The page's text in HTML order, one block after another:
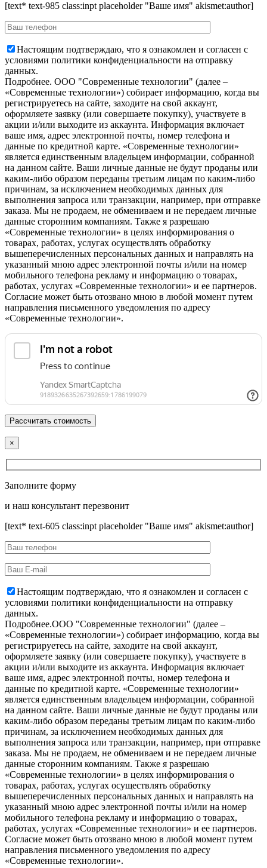
[text* text-985 class:inpt placeholder "Ваше имя" akismet:author]
Настоящим подтверждаю, что я ознакомлен и согласен с
условиями политики конфиденциальности на отправку
данных.
Подробнее. OOO "Современные технологии" (далее –
«Современные технологии») собирает информацию, когда вы
регистрируетесь на сайте, заходите на свой аккаунт,
оформляете заявку (или совершаете покупку), участвуете в
акции и/или выходите из аккаунта. Информация включает
ваше имя, адрес электронной почты, номер телефона и
данные по кредитной карте. «Современные технологии»
является единственным владельцем информации, собранной
на данном сайте. Ваши личные данные не будут проданы или
каким-либо образом переданы третьим лицам по каким-либо
причинам, за исключением необходимых данных для
выполнения запроса или транзакции, например, при отправке
заказа. Мы не продаем, не обмениваем и не передаем личные
данные сторонним компаниям. Также я разрешаю
«Современные технологии» в целях информирования о
товарах, работах, услугах осуществлять обработку
вышеперечисленных персональных данных и направлять на
указанный мною адрес электронной почты и/или на номер
мобильного телефона рекламу и информацию о товарах,
работах, услугах «Современные технологии» и ее партнеров.
Согласие может быть отозвано мною в любой момент путем
направления письменного уведомления по адресу
«Современные технологии».
×
Заполните форму
и наш консультант перезвонит
[text* text-605 class:inpt placeholder "Ваше имя" akismet:author]
Настоящим подтверждаю, что я ознакомлен и согласен с
условиями политики конфиденциальности на отправку
данных.
Подробнее.OOO "Современные технологии" (далее –
«Современные технологии») собирает информацию, когда вы
регистрируетесь на сайте, заходите на свой аккаунт,
оформляете заявку (или совершаете покупку), участвуете в
акции и/или выходите из аккаунта. Информация включает
ваше имя, адрес электронной почты, номер телефона и
данные по кредитной карте. «Современные технологии»
является единственным владельцем информации, собранной
на данном сайте. Ваши личные данные не будут проданы или
каким-либо образом переданы третьим лицам по каким-либо
причинам, за исключением необходимых данных для
выполнения запроса или транзакции, например, при отправке
заказа. Мы не продаем, не обмениваем и не передаем личные
данные сторонним компаниям. Также я разрешаю
«Современные технологии» в целях информирования о
товарах, работах, услугах осуществлять обработку
вышеперечисленных персональных данных и направлять на
указанный мною адрес электронной почты и/или на номер
мобильного телефона рекламу и информацию о товарах,
работах, услугах «Современные технологии» и ее партнеров.
Согласие может быть отозвано мною в любой момент путем
направления письменного уведомления по адресу
«Современные технологии».